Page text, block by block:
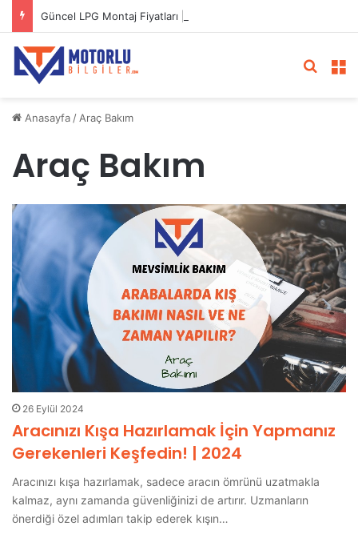
Güncel LPG Montaj Fiyatları | LPG Ne Kadara Takılır?
Anasayfa / Araç Bakım
Araç Bakım
26 Eylül 2024
Aracınızı Kışa Hazırlamak İçin Yapmanız
Gerekenleri Keşfedin! | 2024
Aracınızı kışa hazırlamak, sadece aracın ömrünü uzatmakla
kalmaz, aynı zamanda güvenliğinizi de artırır. Uzmanların
önerdiği özel adımları takip ederek kışın…